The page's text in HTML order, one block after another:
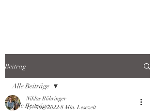
Beitrag
Alle Beiträge
Alle Beiträge
Niklas Böhringer
15. Nov. 2022 8 Min. Lesezeit